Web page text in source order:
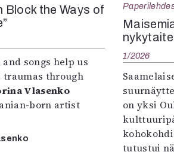
Block the Ways of
and songs help us
traumas through
Vlasenko
born artist
1/2026
on yksi
tutustui